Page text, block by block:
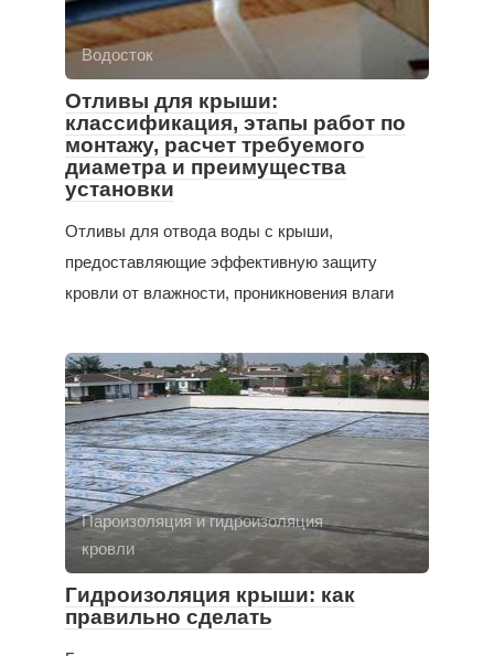
Водосток
Отливы для крыши:
классификация, этапы работ по
монтажу, расчет требуемого
диаметра и преимущества
установки
Отливы для отвода воды с крыши,
предоставляющие эффективную защиту
кровли от влажности, проникновения влаги
Пароизоляция и гидроизоляция
кровли
Гидроизоляция крыши: как
правильно сделать